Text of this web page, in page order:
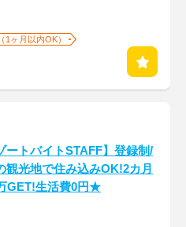
1ヶ月以内OK）
ートバイトSTAFF】登録制/
観光地で住み込みOK!2カ月
GET!生活費0円★